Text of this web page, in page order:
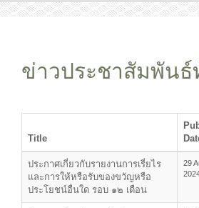
ข่าวประชาสัมพันธ์
Title
ประกาศเกี่ยวกับรายงานการเรี่ยไร
และการให้หรือรับของขวัญหรือ
ประโยชน์อื่นใด รอบ ๑๒ เดือน
29